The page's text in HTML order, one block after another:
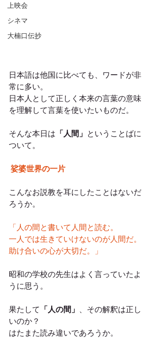
上映会
シネマ
大楠口伝抄
日本語は他国に比べても、ワードが非
常に多い。
日本人として正しく本来の言葉の意味
を理解して言葉を使いたいものだ。
そんな本日は 「人間」 ということばに
ついて。
娑婆世界の一片
こんなお説教を耳にしたことはないだ
ろうか。
「人の間と書いて人間と読む。
一人では生きていけないのが人間だ。
助け合いの心が大切だ。」
昭和の学校の先生はよく言っていたよ
うに思う。
果たして 「人の間」 、その解釈は正し
いのか？
はたまた読み違いであろうか。